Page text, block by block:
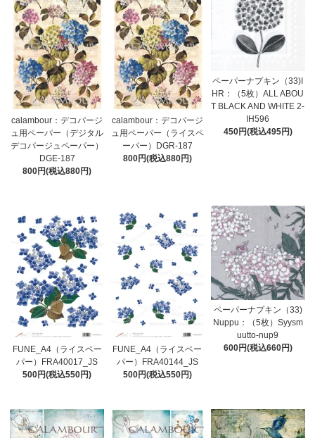
calambour：デコパージ
ュ用ペーパー（デジタル
デコパージュペーパー）
DGE-187
800円(税込880円)
calambour：デコパージ
ュ用ペーパー（ライスペ
ーパー）DGR-187
800円(税込880円)
ペーパーナプキン（33)I
HR：（5枚）ALL ABOU
T BLACK AND WHITE 2-
IH596
450円(税込495円)
FUNE_A4（ライスペー
パー）FRA40017_JS
500円(税込550円)
FUNE_A4（ライスペー
パー）FRA40144_JS
500円(税込550円)
ペーパーナプキン（33)
Nuppu：（5枚）Syysm
uutto-nup9
600円(税込660円)